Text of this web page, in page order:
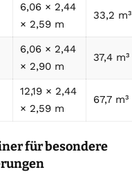
6,06 × 2,44
× 2,59 m
33,2 m³
6,06 × 2,44
× 2,90 m
37,4 m³
12,19 × 2,44
× 2,59 m
67,7 m³
für besondere